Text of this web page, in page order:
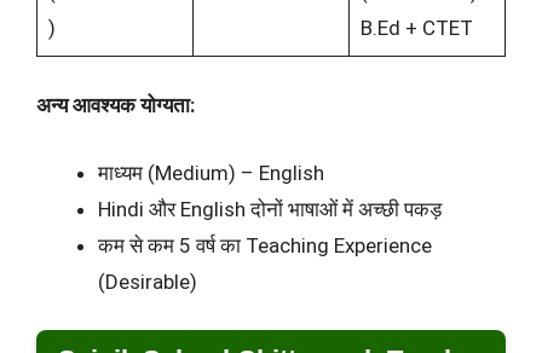
)
B.Ed + CTET
अन्य आवश्यक योग्यता:
माध्यम (Medium) – English
Hindi और English दोनों भाषाओं में अच्छी पकड़
कम से कम 5 वर्ष का Teaching Experience
(Desirable)